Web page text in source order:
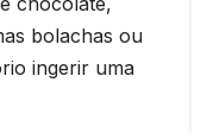
bolachas ou
ingerir uma